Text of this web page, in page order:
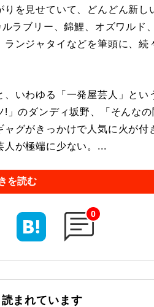
を見せていて、どんどん新し
ラブリー、錦鯉、オズワルド
ンジャタイなどを筆頭に、続
いわゆる「一発屋芸人」とい
」のダンディ坂野、「そんな
グがきっかけで人気に火が付
人が極端に少ない。...
を読む
0
まれています